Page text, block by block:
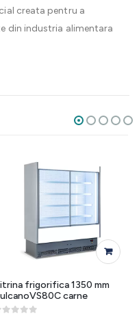
creata pentru a
din industria alimentara
frigorifica 1350 mm
carne